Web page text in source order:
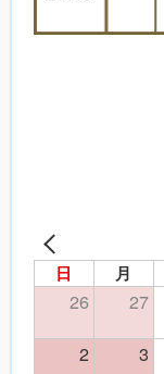
日 月
26 27
2
3